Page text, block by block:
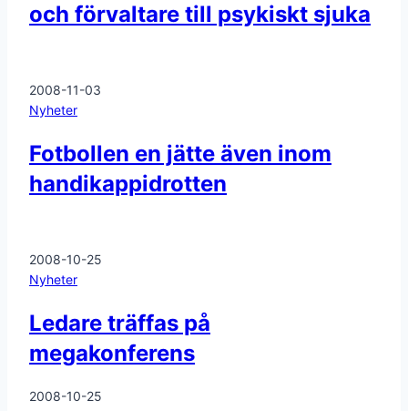
och förvaltare till psykiskt sjuka
2008-11-03
Nyheter
Fotbollen en jätte även inom
handikappidrotten
2008-10-25
Nyheter
Ledare träffas på
megakonferens
2008-10-25